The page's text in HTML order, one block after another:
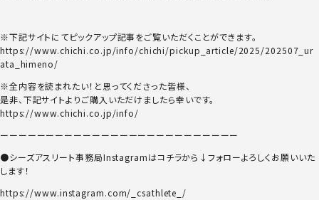
※下記サイトにてピックアップ記事をご覧いただくことができます。
https://www.chichi.co.jp/info/chichi/pickup_article/2025/202507_ur
ata_himeno/
※全内容を読まれたい！と思ってくださった皆様、
是非、下記サイトよりご購入いただけましたら幸いです。
https://www.chichi.co.jp/info/
ーーーーーーーーーーーーーーーーーーーーーーーーーー
●シーズアスリート事務局Instagramはコチラから↓フォローよろしくお願いいた
します！
https://www.instagram.com/_csathlete_/